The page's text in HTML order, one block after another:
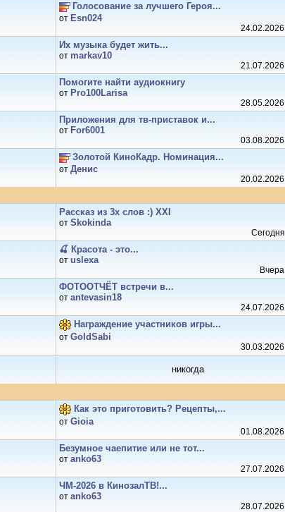
Голосование за лучшего Героя...
от Esn024
24.02.2026
Их музыка будет жить...
от markav10
21.07.2026
Помогите найти аудиокнигу
от Pro100Larisa
28.05.2026
Приложения для тв-приставок и...
от For6001
03.08.2026
Золотой КиноКадр. Номинация...
от Дeнис
20.02.2026
Рассказ из 3х слов :) XXI
от Skokinda
Сегодня
🍒 Красота - это...
от uslexa
Вчера
ФОТООТЧЁТ встречи в...
от antevasin18
24.07.2026
Награждение участников игры...
от GoldSabi
30.03.2026
никогда
Как это приготовить? Рецепты,...
от Gioiа
01.08.2026
Безумное чаепитие или не тот...
от anko63
27.07.2026
ЧМ‑2026 в КинозалТВ!...
от anko63
28.07.2026